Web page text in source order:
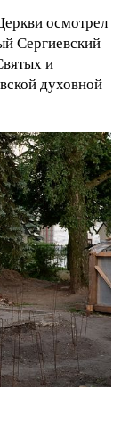
осмотрел
Сергиевский
и
духовной